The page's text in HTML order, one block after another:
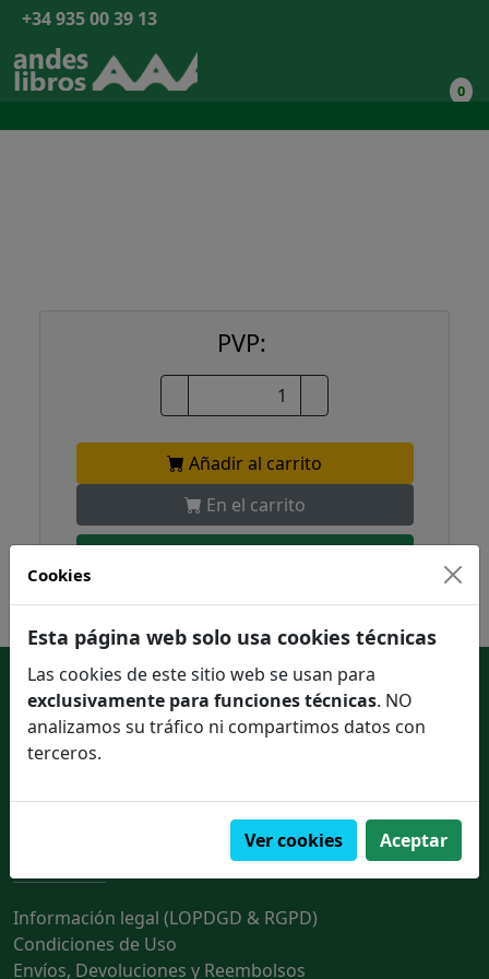
+34 935 00 39 13
0
PVP:
Añadir al carrito
En el carrito
Enlaces de interés
Contactar con nosotros
Información legal (LOPDGD & RGPD)
Condiciones de Uso
Envíos, Devoluciones y Reembolsos
Cookies
Esta página web solo usa cookies técnicas
Las cookies de este sitio web se usan para
exclusivamente para funciones técnicas. NO
analizamos su tráfico ni compartimos datos con
terceros.
Ver cookies Aceptar